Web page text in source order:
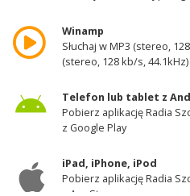
Winamp
Słuchaj w MP3 (stereo,
(stereo, 128 kb/s, 44.1kHz)
Telefon lub tablet z
Pobierz aplikację Radia
z Google Play
iPad, iPhone, iPod
Pobierz aplikację Radia